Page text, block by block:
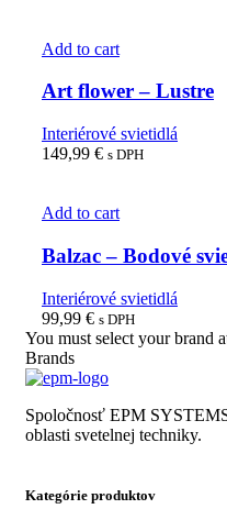
Add to cart
Art flower – Lustre
Interiérové svietidlá
149,99 € s DPH
Add to cart
Balzac – Bodové
Interiérové svietidlá
99,99 € s DPH
You must select your brand
Brands
Spoločnosť EPM
oblasti svetelnej techniky.
Kategórie produktov